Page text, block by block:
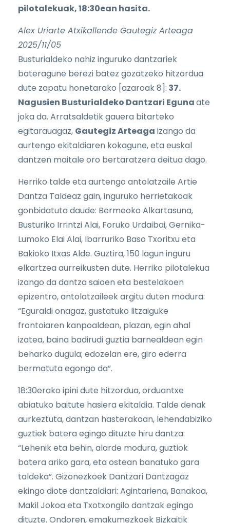
pilotalekuak, 18:30ean hasita.
Alex Uriarte Atxikallende Gautegiz Arteaga
2025/11/05
Busturialdeko nahiz inguruko dantzariek
bateragune berezi batez gozatzeko hitzordua
dute zapatu honetarako [azaroak 8]: 37.
Nagusien Busturialdeko Dantzari Egunaate
joka da. Arratsaldetik gauera bitarteko
egitarauagaz, Gautegiz Arteaga izango da
aurtengo ekitaldiaren kokagune, eta euskal
dantzen maitale oro bertaratzera deitua dago.
Herriko talde eta aurtengo antolatzaile Artie
Dantza Taldeaz gain, inguruko herrietakoak
gonbidatuta daude: Bermeoko Alkartasuna,
Busturiko Irrintzi Alai, Foruko Urdaibai, Gernika-
Lumoko Elai Alai, Ibarruriko Baso Txoritxu eta
Bakioko Itxas Alde. Guztira, 150 lagun inguru
elkartzea aurreikusten dute. Herriko pilotalekua
izango da dantza saioen eta bestelakoen
epizentro, antolatzaileek argitu duten modura:
“Eguraldi onagaz, gustatuko litzaiguke
frontoiaren kanpoaldean, plazan, egin ahal
izatea, baina badirudi guztia barnealdean egin
beharko dugula; edozelan ere, giro ederra
bermatuta egongo da”.
18:30erako ipini dute hitzordua, orduantxe
abiatuko baitute hasiera ekitaldia. Talde denak
aurkeztuta, dantzan hasterakoan, lehendabiziko
guztiek batera egingo dituzte hiru dantza:
“Lehenik eta behin, alarde modura, guztiok
batera ariko gara, eta ostean banatuko gara
taldeka”. Gizonezkoek Dantzari Dantzagaz
ekingo diote dantzaldiari: Agintariena, Banakoa,
Makil Jokoa eta Txotxongilo dantzak egingo
dituzte. Ondoren, emakumezkoek Bizkaitik